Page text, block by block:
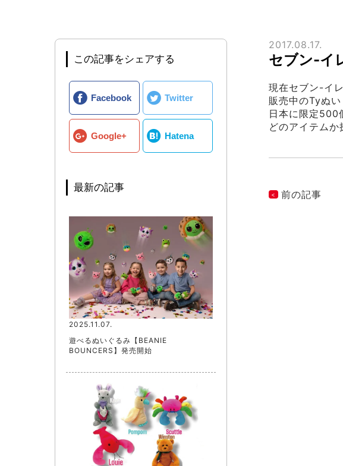
2017.08.17.
セブン-イ
現在セブン-イ
販売中のTyぬ
日本に限定500
どのアイテムか
前の記事
この記事をシェアする
Facebook Twitter
Google+ Hatena
最新の記事
2025.11.07.
遊べるぬいぐるみ【BEANIE
BOUNCERS】発売開始